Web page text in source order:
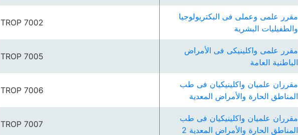
مقرر علمى وعملى فى البكتريولوجيا
والطفيليات البشرية
TROP 7002
مقرر علمى واكلينيكى فى الأمراض
الباطنية العامة
TROP 7005
مقرران علميان واكلينيكيان فى طب
المناطق الحارة والأمراض المعدية
TROP 7006
مقرران علميان واكلينيكيان فى طب
المناطق الحارة والأمراض المعدية 2
TROP 7007